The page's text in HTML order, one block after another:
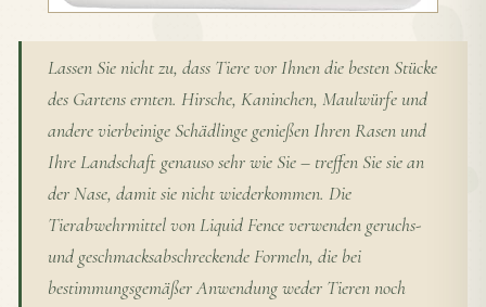
Lassen Sie nicht zu, dass Tiere vor Ihnen die besten Stücke
des Gartens ernten. Hirsche, Kaninchen, Maulwürfe und
andere vierbeinige Schädlinge genießen Ihren Rasen und
Ihre Landschaft genauso sehr wie Sie – treffen Sie sie an
der Nase, damit sie nicht wiederkommen. Die
Tierabwehrmittel von Liquid Fence verwenden geruchs-
und geschmacksabschreckende Formeln, die bei
bestimmungsgemäßer Anwendung weder Tieren noch